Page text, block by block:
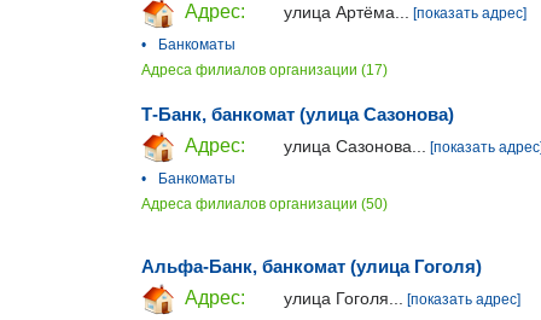
Адрес:
улица Артёма... [показать адрес]
•
Банкоматы
Адреса филиалов организации (17)
Т-Банк, банкомат (улица Сазонова)
Адрес:
улица Сазонова...
[показать адрес]
•
Банкоматы
Адреса филиалов организации (50)
Альфа-Банк, банкомат (улица Гоголя)
Адрес:
улица Гоголя...
[показать адрес]